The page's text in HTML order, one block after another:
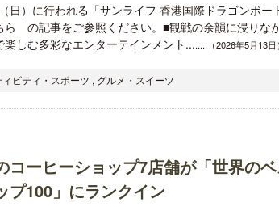
日）に行われる「サンライフ 香港国際ドラゴンボー
ら の記事をご参照ください。■観戦の余韻に浸りな
楽しむ多彩なエンターテインメント........（2026年5月13日）
ビティ・スポーツ , グルメ・スイーツ
コーヒーショップ7店舗が「世界の
プ100」にランクイン
、ウォルト・ディ
開業50周年に合わせ「ザ ビ